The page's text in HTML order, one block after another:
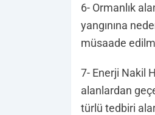
6- Ormanlık
yangınına
müsaade
7- Enerji Nakil
alanlardan
türlü tedbiri